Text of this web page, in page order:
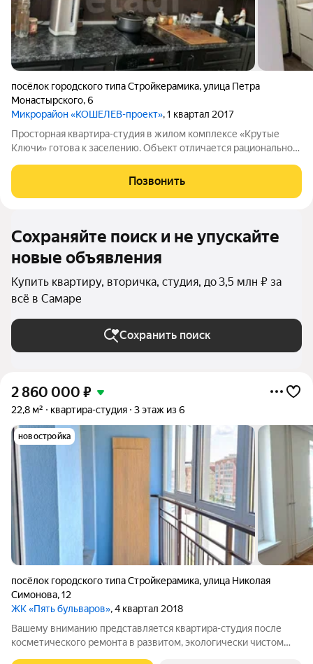
посёлок городского типа Стройкерамика,улица Петра
Монастырского,6
Микрорайон «КОШЕЛЕВ-проект», 1 квартал 2017
Просторная квартира-студия в жилом комплексе «Крутые
Ключи» готова к заселению. Объект отличается рациональной
пространство под личные нужды. В помещении выполнен
качественный современный
Позвонить
Сохраняйте поиск и не упускайте
новые объявления
Купить квартиру, вторичка, студия, до 3,5 млн ₽ за
всё в Самаре
Сохранить поиск
2 860 000 ₽
22,8 м² квартира-студия 3 этаж из 6
новостройка
посёлок городского типа Стройкерамика,улица Николая
Симонова,12
ЖК «Пять бульваров», 4 квартал 2018
Вашему вниманию представляется квартира-студия после
косметического ремонта в развитом, экологически чистом